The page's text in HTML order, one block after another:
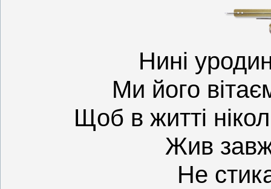
Нині
Ми його
Щоб в житті
Жив
Не